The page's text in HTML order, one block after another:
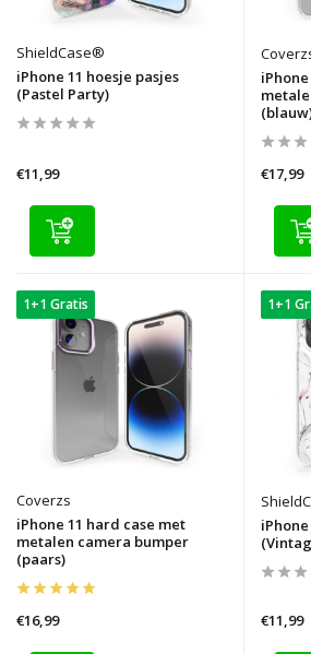
ShieldCase®
iPhone 11 hoesje pasjes
(Pastel Party)
€11,99 €17,99
1+1 Gratis
Coverzs
iPhone 11 hard case met
metalen camera bumper
(paars)
€16,99
1+1
€11,99